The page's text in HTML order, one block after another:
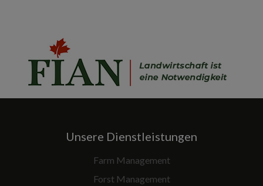
Unsere Dienstleistungen
Farm Management
Forst Management